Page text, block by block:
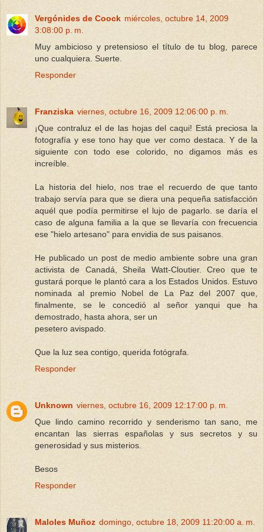
Vergónides de Coock miércoles, octubre 14, 2009
3:08:00 p. m.
Muy ambicioso y pretensioso el título de tu blog, parece
uno cualquiera. Suerte.
Responder
Franziska viernes, octubre 16, 2009 12:06:00 p. m.
¡Que contraluz el de las hojas del caqui! Está preciosa la
fotografía y ese tono hay que ver como destaca. Y de la
siguiente con todo ese colorido, no digamos más es
increíble.
La historia del hielo, nos trae el recuerdo de que tanto
trabajo servía para que se diera una pequeña satisfacción
aquél que podía permitirse el lujo de pagarlo. se daría el
caso de alguna familia a la que se llevaría con frecuencia
ese "hielo artesano" para envidia de sus paisanos.
He publicado un post de medio ambiente sobre una gran
activista de Canadá, Sheila Watt-Cloutier. Creo que te
gustará porque le plantó cara a los Estados Unidos. Estuvo
nominada al premio Nobel de La Paz del 2007 que,
finalmente, se le concedió al señor yanqui que ha
demostrado, hasta ahora, ser un
pesetero avispado.
Que la luz sea contigo, querida fotógrafa.
Responder
Unknown viernes, octubre 16, 2009 12:17:00 p. m.
Que lindo camino recorrido y senderismo tan sano, me
encantan las sierras españolas y sus secretos y su
generosidad y sus misterios.
Besos
Responder
Maloles Muñoz domingo, octubre 18, 2009 11:20:00 a. m.